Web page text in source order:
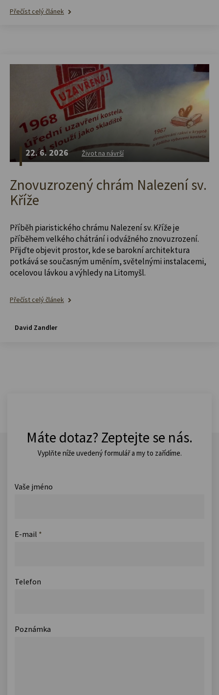
Přečíst celý článek
22. 6. 2026 Život na návrší
Znovuzrozený chrám Nalezení sv.
Kříže
Příběh piaristického chrámu Nalezení sv. Kříže je
příběhem velkého chátrání i odvážného znovuzrození.
Přijďte objevit prostor, kde se barokní architektura
potkává se současným uměním, světelnými instalacemi,
ocelovou lávkou a výhledy na Litomyšl.
Přečíst celý článek
David Zandler
Máte dotaz? Zeptejte se nás.
Vyplňte níže uvedený formulář a my to zařídíme.
Vaše jméno
E-mail *
Telefon
Poznámka